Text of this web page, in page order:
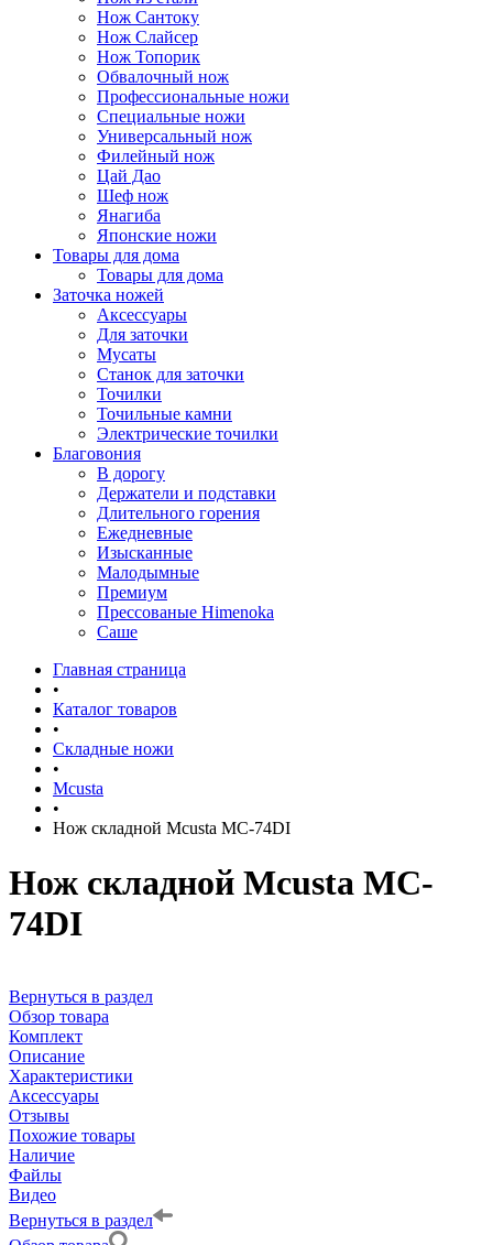
Нож Сантоку
Нож Слайсер
Нож Топорик
Обвалочный нож
Профессиональные ножи
Специальные ножи
Универсальный нож
Филейный нож
Цай Дао
Шеф нож
Янагиба
Японские ножи
Товары для дома
Товары для дома
Заточка ножей
Аксессуары
Для заточки
Мусаты
Станок для заточки
Точилки
Точильные камни
Электрические точилки
Благовония
В дорогу
Держатели и подставки
Длительного горения
Ежедневные
Изысканные
Малодымные
Премиум
Прессованые Himenoka
Саше
Главная страница
•
Каталог товаров
•
Складные ножи
•
Mcusta
•
Нож складной Mcusta MC-74DI
Нож складной Mcusta MC-
74DI
Вернуться в раздел
Обзор товара
Комплект
Описание
Характеристики
Аксессуары
Отзывы
Похожие товары
Наличие
Файлы
Видео
Вернуться в раздел